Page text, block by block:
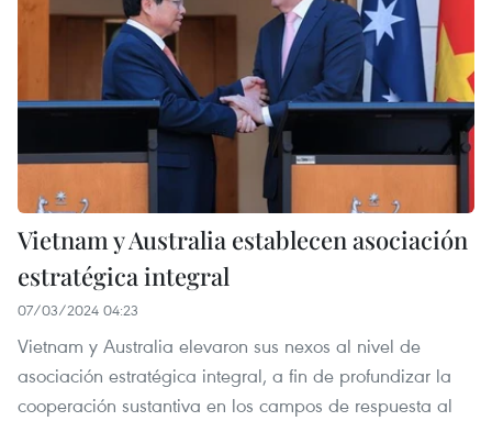
Vietnam y Australia establecen asociación
estratégica integral
07/03/2024 04:23
Vietnam y Australia elevaron sus nexos al nivel de
asociación estratégica integral, a fin de profundizar la
cooperación sustantiva en los campos de respuesta al